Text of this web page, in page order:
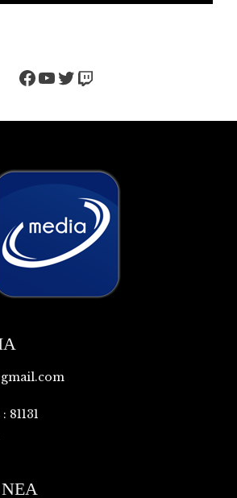
Facebook
YouTube
Twitter
Twitch
81131